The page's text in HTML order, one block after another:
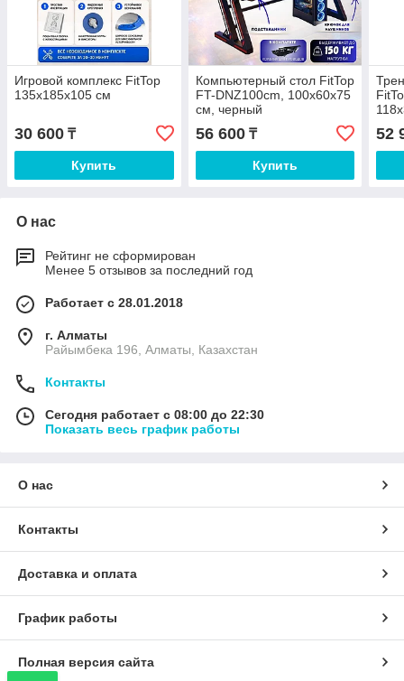
Игровой комплекс FitTop
135x185x105 см
30 600 ₸
Купить
Компьютерный стол FitTop
FT-DNZ100cm, 100x60x75
см, черный
56 600₸
Купить
52
О нас
Рейтинг не сформирован
Менее 5 отзывов за последний год
Работает с 28.01.2018
г. Алматы
Райымбека 196, Алматы, Казахстан
Контакты
Сегодня работает с 08:00 до 22:30
Показать весь график работы
О нас
Контакты
Доставка и оплата
График работы
Полная версия сайта